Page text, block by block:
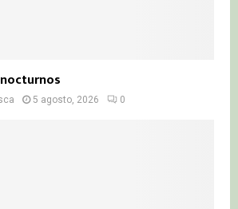
5 agosto, 2026 0